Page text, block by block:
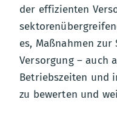
der effizienten
es, Maßnahmen
Versorgung – auch
Betriebszeiten und
zu bewerten und